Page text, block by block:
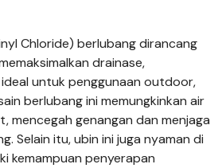
Chloride) berlubang dirancang
drainase,
untuk penggunaan outdoor,
berlubang ini memungkinkan air
mencegah genangan dan menjaga
Selain itu, ubin ini juga nyaman di
kemampuan penyerapan